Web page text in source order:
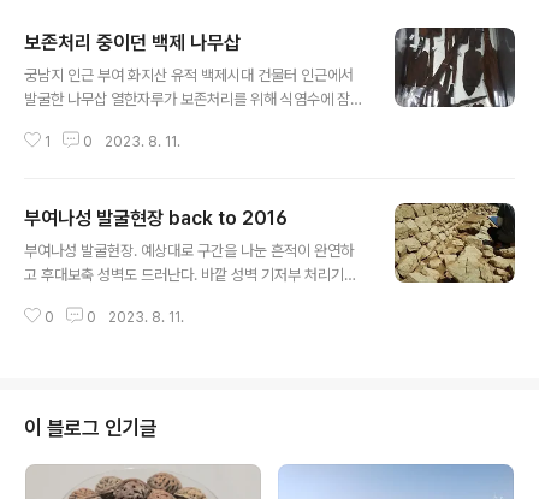
보존처리 중이던 백제 나무삽
궁남지 인근 부여 화지산 유적 백제시대 건물터 인근에서
발굴한 나무삽 열한자루가 보존처리를 위해 식염수에 잠수
다. 7년이나 지났으니 말이다. 백제는 삽질 왕국이었나?
1 0 2023. 8. 11.
부여나성 발굴현장 back to 2016
부여나성 발굴현장. 예상대로 구간을 나눈 흔적이 완연하
고 후대보축 성벽도 드러난다. 바깥 성벽 기저부 처리기법
주인공은 심상육 선생이다. 저때 나는 해직 중이었다.
0 0 2023. 8. 11.
이 블로그 인기글